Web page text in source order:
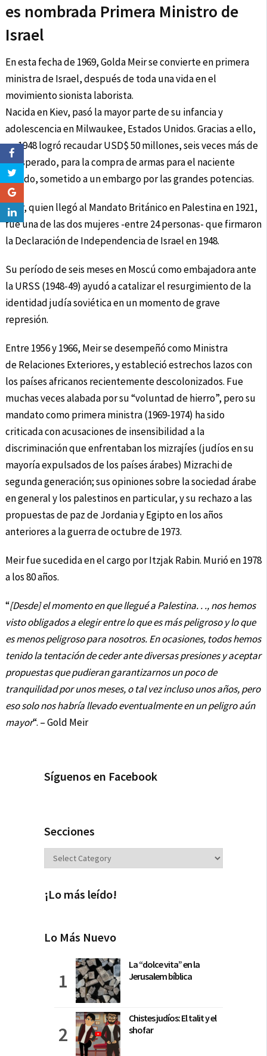
es nombrada Primera Ministro de
Israel
En esta fecha de 1969, Golda Meir se convierte en primera
ministra de Israel, después de toda una vida en el
movimiento sionista laborista.
Nacida en Kiev, pasó la mayor parte de su infancia y
adolescencia en Milwaukee, Estados Unidos. Gracias a ello,
en 1948 logró recaudar USD$ 50 millones, seis veces más de
lo esperado, para la compra de armas para el naciente
Estado, sometido a un embargo por las grandes potencias.
Meir, quien llegó al Mandato Británico en Palestina en 1921,
fue una de las dos mujeres -entre 24 personas- que firmaron
la Declaración de Independencia de Israel en 1948.
Su período de seis meses en Moscú como embajadora ante
la URSS (1948-49) ayudó a catalizar el resurgimiento de la
identidad judía soviética en un momento de grave
represión.
Entre 1956 y 1966, Meir se desempeñó como Ministra
de Relaciones Exteriores, y estableció estrechos lazos con
los países africanos recientemente descolonizados. Fue
muchas veces alabada por su “voluntad de hierro”, pero su
mandato como primera ministra (1969-1974) ha sido
criticada con acusaciones de insensibilidad a la
discriminación que enfrentaban los mizrajíes (judíos en su
mayoría expulsados de los países árabes) Mizrachi de
segunda generación; sus opiniones sobre la sociedad árabe
en general y los palestinos en particular, y su rechazo a las
propuestas de paz de Jordania y Egipto en los años
anteriores a la guerra de octubre de 1973.
Meir fue sucedida en el cargo por Itzjak Rabin. Murió en 1978
a los 80 años.
“[Desde] el momento en que llegué a Palestina. . ., nos hemos
visto obligados a elegir entre lo que es más peligroso y lo que
es menos peligroso para nosotros. En ocasiones, todos hemos
tenido la tentación de ceder ante diversas presiones y aceptar
propuestas que pudieran garantizarnos un poco de
tranquilidad por unos meses, o tal vez incluso unos años, pero
eso solo nos habría llevado eventualmente en un peligro aún
mayor“. – Gold Meir
Síguenos en Facebook
Secciones
Secciones
¡Lo más leído!
Lo Más Nuevo
La “dolce vita” en la
Jerusalem bíblica
Chistes judíos: El talit y el
shofar